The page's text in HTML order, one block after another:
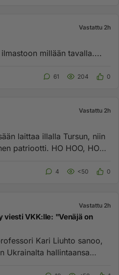
Vastattu 2h
millään tavalla....
61 204 0
Vastattu 2h
laittaa illalla Tursun, niin
patriootti. HO HOO, HO
4 <50 0
Vastattu 2h
viesti VKK:lle: "Venäjä on
Kari Liuhto sanoo,
Ukrainalta hallintaansa